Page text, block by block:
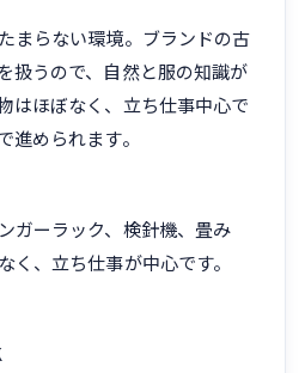
まらない環境。ブランドの古
扱うので、自然と服の知識が
はほぼなく、立ち仕事中心で
進められます。
ガーラック、検針機、畳み
く、立ち仕事が中心です。